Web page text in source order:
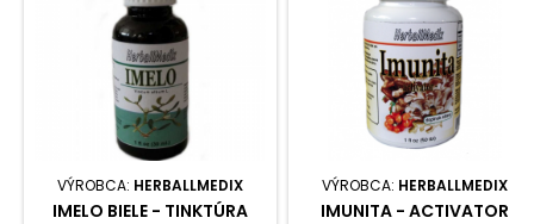
VÝROBCA: HERBALLMEDIX
IMELO BIELE - TINKTÚRA
VÝROBCA: HERBALLMEDIX
IMUNITA - ACTIVATOR